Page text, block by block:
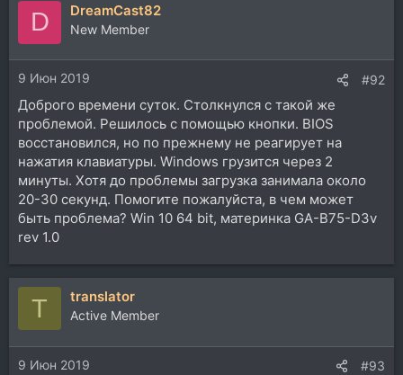
D DreamCast82
New Member
9 Июн 2019 #92
Доброго времени суток. Столкнулся с такой же
проблемой. Решилось с помощью кнопки. BIOS
восстановился, но по прежнему не реагирует на
нажатия клавиатуры. Windows грузится через 2
минуты. Хотя до проблемы загрузка занимала около
20-30 секунд. Помогите пожалуйста, в чем может
быть проблема? Win 10 64 bit, материнка GA-B75-D3v
rev 1.0
T translator
Active Member
9 Июн 2019 #93